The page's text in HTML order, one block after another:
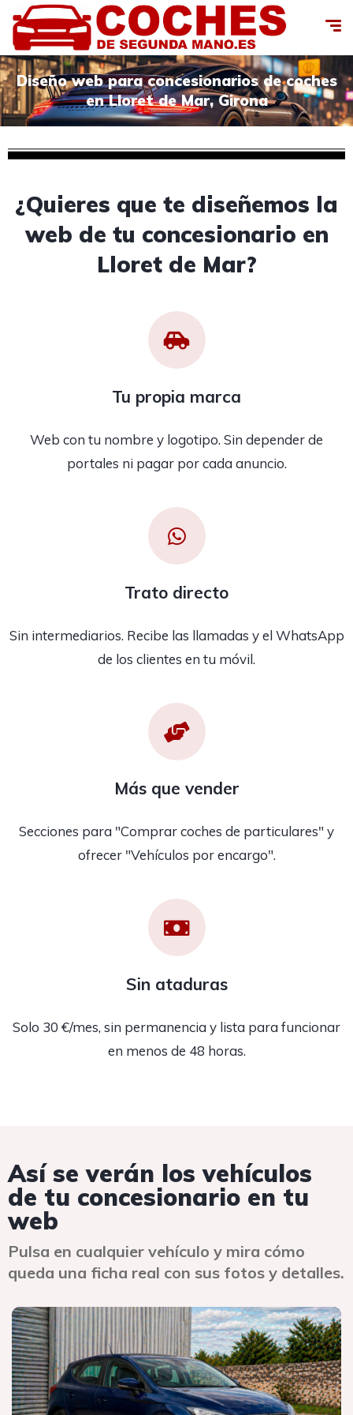
Diseño web para concesionarios de coches
en Lloret de Mar, Girona
¿Quieres que te diseñemos la
web de tu concesionario en
Lloret de Mar?
Tu propia marca
Web con tu nombre y logotipo. Sin depender de
portales ni pagar por cada anuncio.
Trato directo
Sin intermediarios. Recibe las llamadas y el WhatsApp
de los clientes en tu móvil.
Más que vender
Secciones para "Comprar coches de particulares" y
ofrecer "Vehículos por encargo".
Sin ataduras
Solo 30 €/mes, sin permanencia y lista para funcionar
en menos de 48 horas.
Así se verán los vehículos
de tu concesionario en tu
web
Pulsa en cualquier vehículo y mira cómo
queda una ficha real con sus fotos y detalles.